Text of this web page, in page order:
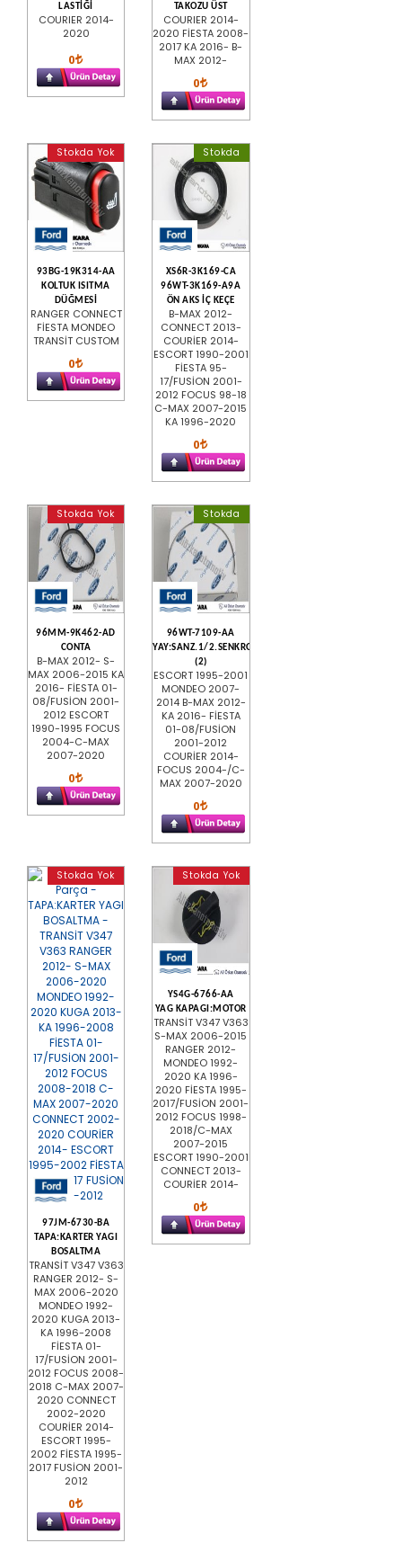
LASTİĞİ
COURIER 2014-
2020
0
TAKOZU ÜST
COURIER 2014-
2020 FİESTA 2008-
2017 KA 2016- B-
MAX 2012-
0
Stokda Yok
93BG-19K314-AA
KOLTUK ISITMA
DÜĞMESİ
RANGER CONNECT
FİESTA MONDEO
TRANSİT CUSTOM
0
Stokda
XS6R-3K169-CA
96WT-3K169-A9A
ÖN AKS İÇ KEÇE
B-MAX 2012-
CONNECT 2013-
COURİER 2014-
ESCORT 1990-2001
FİESTA 95-
17/FUSİON 2001-
2012 FOCUS 98-18
C-MAX 2007-2015
KA 1996-2020
0
Stokda Yok
96MM-9K462-AD
CONTA
B-MAX 2012- S-
MAX 2006-2015 KA
2016- FİESTA 01-
08/FUSİON 2001-
2012 ESCORT
1990-1995 FOCUS
2004-C-MAX
2007-2020
0
Stokda
96WT-7109-AA
YAY:SANZ.1/2.SENKROMEC(IB5)
(2)
ESCORT 1995-2001
MONDEO 2007-
2014 B-MAX 2012-
KA 2016- FİESTA
01-08/FUSİON
2001-2012
COURİER 2014-
FOCUS 2004-/C-
MAX 2007-2020
0
Stokda Yok
97JM-6730-BA
TAPA:KARTER YAGI
BOSALTMA
TRANSİT V347 V363
RANGER 2012- S-
MAX 2006-2020
MONDEO 1992-
2020 KUGA 2013-
KA 1996-2008
FİESTA 01-
17/FUSİON 2001-
2012 FOCUS 2008-
2018 C-MAX 2007-
2020 CONNECT
2002-2020
COURİER 2014-
ESCORT 1995-
2002 FİESTA 1995-
2017 FUSİON 2001-
2012
0
Stokda Yok
YS4G-6766-AA
YAG KAPAGI:MOTOR
TRANSİT V347 V363
S-MAX 2006-2015
RANGER 2012-
MONDEO 1992-
2020 KA 1996-
2020 FİESTA 1995-
2017/FUSİON 2001-
2012 FOCUS 1998-
2018/C-MAX
2007-2015
ESCORT 1990-2001
CONNECT 2013-
COURİER 2014-
0